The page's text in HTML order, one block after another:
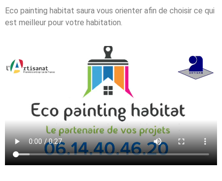
Eco painting habitat saura vous orienter afin de choisir ce qui
est meilleur pour votre habitation.